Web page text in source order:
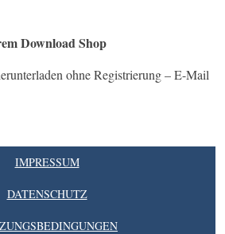
Download Shop
ohne Registrierung – E-Mail
IMPRESSUM
DATENSCHUTZ